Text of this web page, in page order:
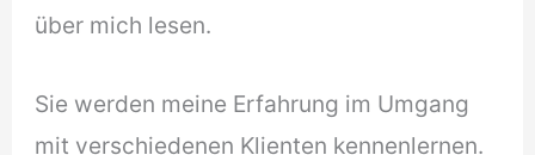
über mich lesen.
Sie werden meine Erfahrung im Umgang
mit verschiedenen Klienten kennenlernen.